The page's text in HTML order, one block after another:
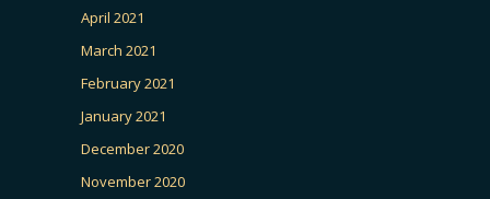
April 2021
March 2021
February 2021
January 2021
December 2020
November 2020